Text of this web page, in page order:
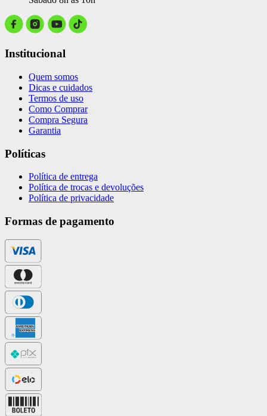
Institucional
Quem somos
Dicas e cuidados
Termos de uso
Como Comprar
Compra Segura
Garantia
Políticas
Política de entrega
Política de trocas e devoluções
Política de privacidade
Formas de pagamento